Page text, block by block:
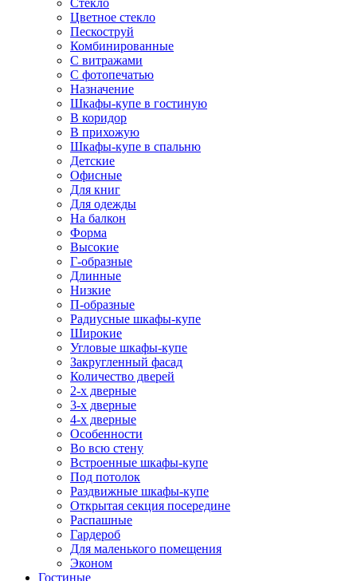
Стекло
Цветное стекло
Пескоструй
Комбинированные
С витражами
С фотопечатью
Назначение
Шкафы-купе в гостиную
В коридор
В прихожую
Шкафы-купе в спальню
Детские
Офисные
Для книг
Для одежды
На балкон
Форма
Высокие
Г-образные
Длинные
Низкие
П-образные
Радиусные шкафы-купе
Широкие
Угловые шкафы-купе
Закругленный фасад
Количество дверей
2-х дверные
3-х дверные
4-х дверные
Особенности
Во всю стену
Встроенные шкафы-купе
Под потолок
Раздвижные шкафы-купе
Открытая секция посередине
Распашные
Гардероб
Для маленького помещения
Эконом
Гостиные